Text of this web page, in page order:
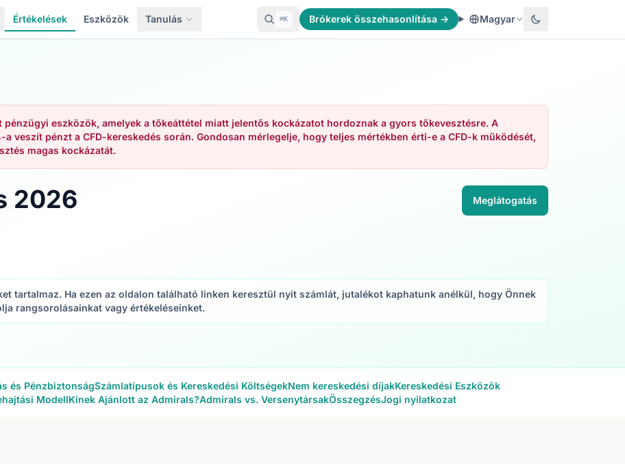
Értékelések Eszközök Tanulás ⌘K Brókerek összehasonlítása → Magyar
pénzügyi eszközök, amelyek a tőkeáttétel miatt jelentős kockázatot hordoznak a gyors tőkevesztésre. A
veszít pénzt a CFD-kereskedés során. Gondosan mérlegelje, hogy teljes mértékben érti-e a CFD-k működését,
magas kockázatát.
2026 Meglátogatás
tartalmaz. Ha ezen az oldalon található linken keresztül nyit számlát, jutalékot kaphatunk anélkül, hogy Önnek
rangsorolásainkat vagy értékeléseinket.
és PénzbiztonságSzámlatípusok és Kereskedési KöltségekNem kereskedési díjakKereskedési Eszközök
ModellKinek Ajánlott az Admirals?Admirals vs. VersenytársakÖsszegzésJogi nyilatkozat